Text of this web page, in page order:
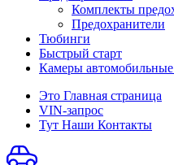
Комплекты
Предохранители
Тюбинги
Быстрый старт
Камеры
Это Главная страница
VIN-запрос
Тут Наши Контакты